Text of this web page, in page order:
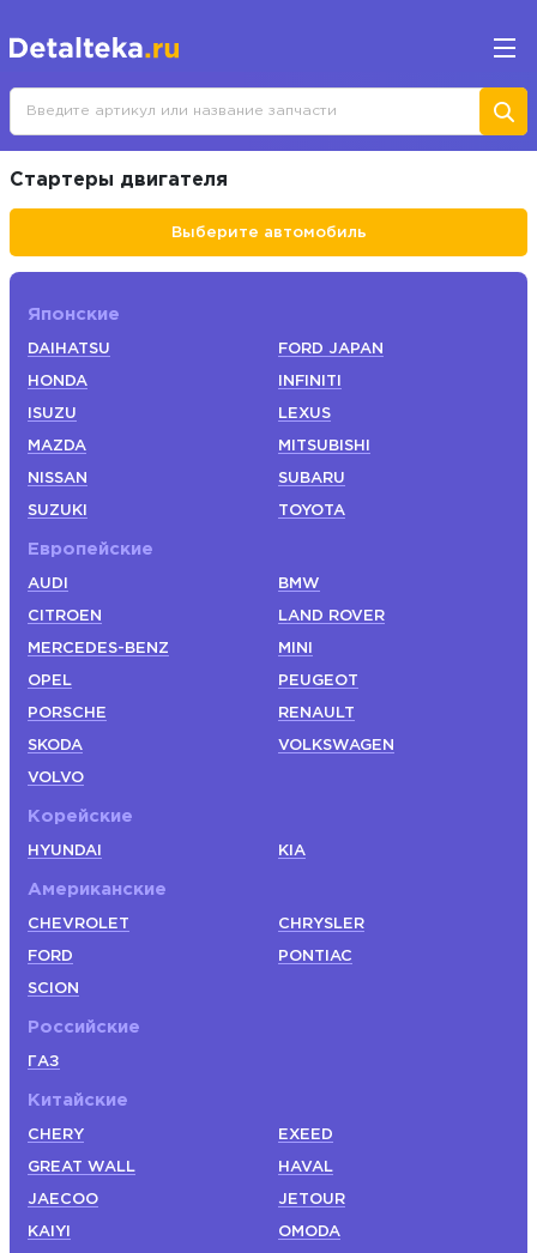
Стартеры двигателя
Выберите автомобиль
Японские
DAIHATSU FORD JAPAN
HONDA INFINITI
ISUZU LEXUS
MAZDA MITSUBISHI
NISSAN SUBARU
SUZUKI TOYOTA
Европейские
AUDI BMW
CITROEN LAND ROVER
MERCEDES-BENZ MINI
OPEL PEUGEOT
PORSCHE RENAULT
SKODA VOLKSWAGEN
VOLVO
Корейские
HYUNDAI KIA
Американские
CHEVROLET CHRYSLER
FORD PONTIAC
SCION
Российские
ГАЗ
Китайские
CHERY EXEED
GREAT WALL HAVAL
JAECOO JETOUR
KAIYI OMODA